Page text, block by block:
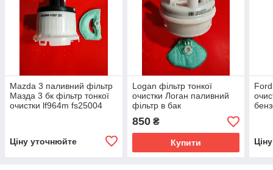
Mazda 3 паливний фільтр
Мазда 3 бк фільтр тонкої
очистки lf964m fs25004
Ціну уточнюйте
Logan фільтр тонкої
очистки Логан паливний
фільтр в бак
850₴
Купити